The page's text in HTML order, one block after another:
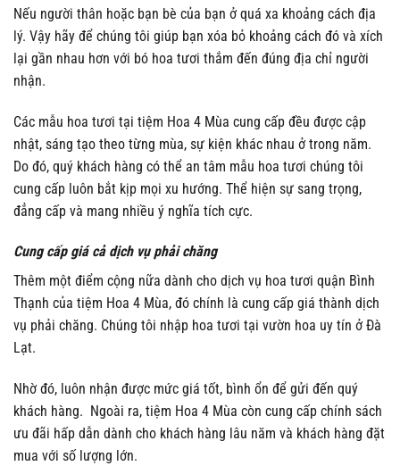
Nếu người thân hoặc bạn bè của bạn ở quá xa khoảng cách địa
lý. Vậy hãy để chúng tôi giúp bạn xóa bỏ khoảng cách đó và xích
lại gần nhau hơn với bó hoa tươi thắm đến đúng địa chỉ người
nhận.
Các mẫu hoa tươi tại tiệm Hoa 4 Mùa cung cấp đều được cập
nhật, sáng tạo theo từng mùa, sự kiện khác nhau ở trong năm.
Do đó, quý khách hàng có thể an tâm mẫu hoa tươi chúng tôi
cung cấp luôn bắt kịp mọi xu hướng. Thể hiện sự sang trọng,
đẳng cấp và mang nhiều ý nghĩa tích cực.
Cung cấp giá cả dịch vụ phải chăng
Thêm một điểm cộng nữa dành cho dịch vụ hoa tươi quận Bình
Thạnh của tiệm Hoa 4 Mùa, đó chính là cung cấp giá thành dịch
vụ phải chăng. Chúng tôi nhập hoa tươi tại vườn hoa uy tín ở Đà
Lạt.
Nhờ đó, luôn nhận được mức giá tốt, bình ổn để gửi đến quý
khách hàng. Ngoài ra, tiệm Hoa 4 Mùa còn cung cấp chính sách
ưu đãi hấp dẫn dành cho khách hàng lâu năm và khách hàng đặt
mua với số lượng lớn.